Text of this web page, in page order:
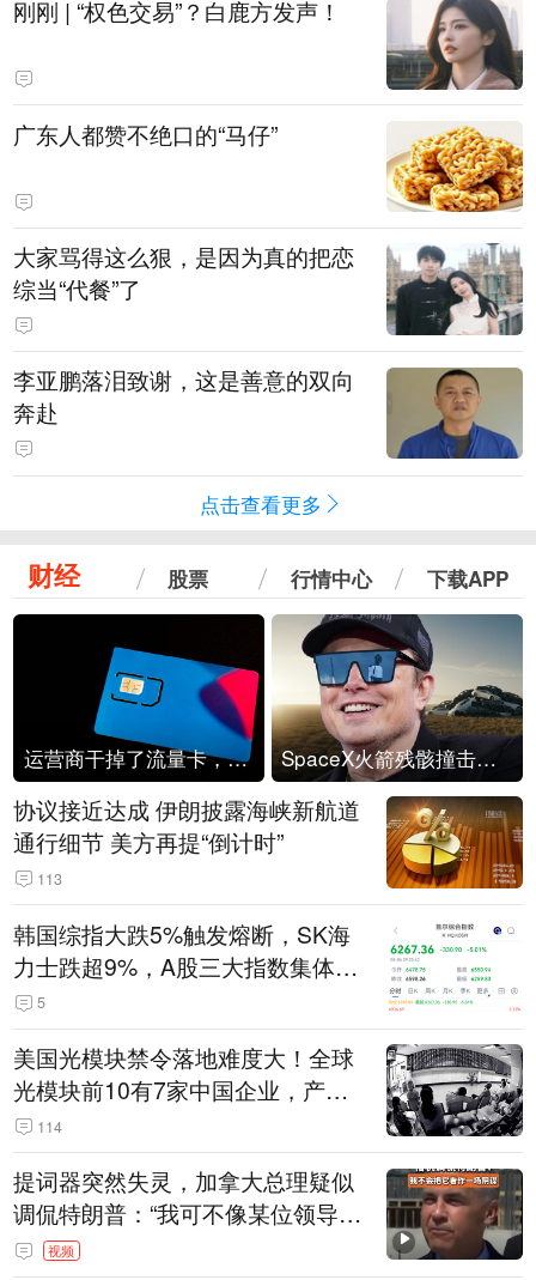
刚刚 | “权色交易”？白鹿方发声！
广东人都赞不绝口的“马仔”
大家骂得这么狠，是因为真的把恋
综当“代餐”了
李亚鹏落泪致谢，这是善意的双向
奔赴
点击查看更多
财经 股票 行情中心 下载APP
运营商干掉了流量卡，他们真的玩不起了 SpaceX火箭残骸撞击月球
协议接近达成 伊朗披露海峡新航道
通行细节 美方再提“倒计时”
113
韩国综指大跌5%触发熔断，SK海
力士跌超9%，A股三大指数集体低
开 5
美国光模块禁令落地难度大！全球
光模块前10有7家中国企业，产业
界人士：想“脱钩”并不容易
114
提词器突然失灵，加拿大总理疑似
调侃特朗普：“我可不像某位领导
人，把这当成一场阴谋”，全场哄笑
视频